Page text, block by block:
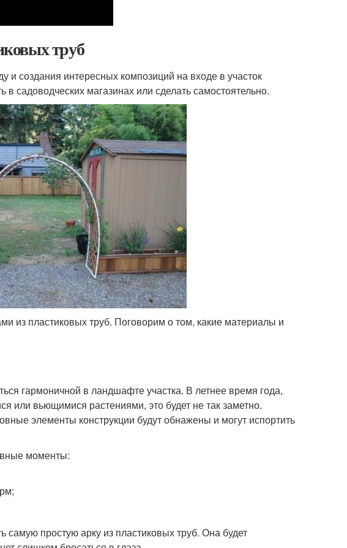
труб
и создания интересных композиций на входе в участок
садоводческих магазинах или сделать самостоятельно.
из пластиковых труб. Поговорим о том, какие материалы и
гармоничной в ландшафте участка. В летнее время года,
или вьющимися растениями, это будет не так заметно.
элементы конструкции будут обнажены и могут испортить
моменты:
самую простую арку из пластиковых труб. Она будет